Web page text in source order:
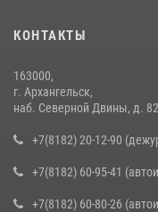
КОНТАКТЫ
163000,
г. Архангельск,
наб. Северной Двины, д. 82
+7(8182) 20-12-90
+7(8182) 60-95-41
+7(8182) 60-80-26